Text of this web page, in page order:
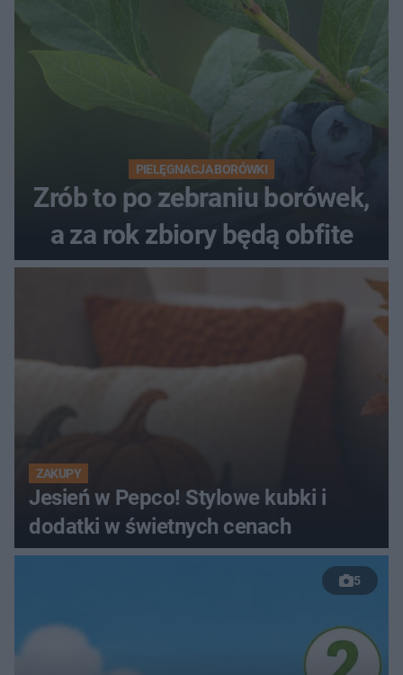
PIELĘGNACJA BORÓWKI
Zrób to po zebraniu borówek,
a za rok zbiory będą obfite
ZAKUPY
Jesień w Pepco! Stylowe kubki i
dodatki w świetnych cenach
5